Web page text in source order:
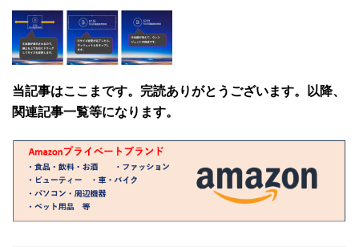
当記事はここまです。完読ありがとうございます。以降、
関連記事一覧等になります。